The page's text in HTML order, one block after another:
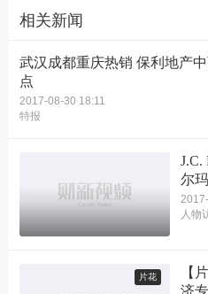
相关新闻
武汉成都重庆热销 保利地产
点
2017-08-30 18:11
特报
J.C.
尔
人物
片花
【